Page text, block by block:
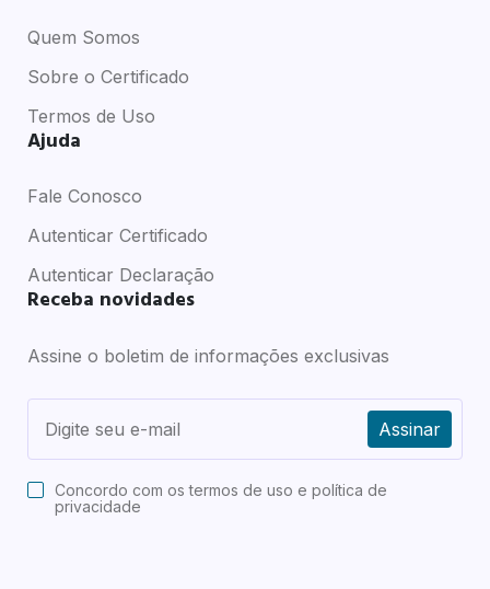
Quem Somos
Sobre o Certificado
Termos de Uso
Ajuda
Fale Conosco
Autenticar Certificado
Autenticar Declaração
Receba novidades
Assine o boletim de informações exclusivas
Assinar
Concordo com ostermos de uso e política de
privacidade